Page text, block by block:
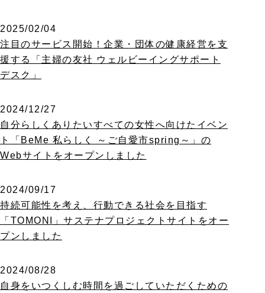
2025/02/04
注目のサービス開始！企業・団体の健康経営を支
援する「主婦の友社 ウェルビーイングサポート
デスク」
2024/12/27
自分らしくありたいすべての女性へ向けたイベン
ト「BeMe 私らしく ～ご自愛市spring～」の
Webサイトをオープンしました
2024/09/17
持続可能性を考え、行動できる社会を目指す
「TOMONI」サステナプロジェクトサイトをオー
プンしました
2024/08/28
自身をいつくしむ時間を過ごしていただくための